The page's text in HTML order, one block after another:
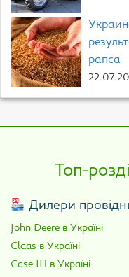
рапса
Топ-
Дилери
John Deere в Україні
Claas в Україні
Case IH в Україні